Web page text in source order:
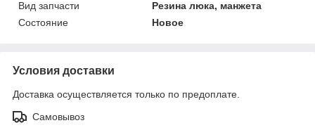
Вид запчасти
Резина люка, манжета
Состояние
Новое
Условия доставки
Доставка осуществляется только по предоплате.
Самовывоз